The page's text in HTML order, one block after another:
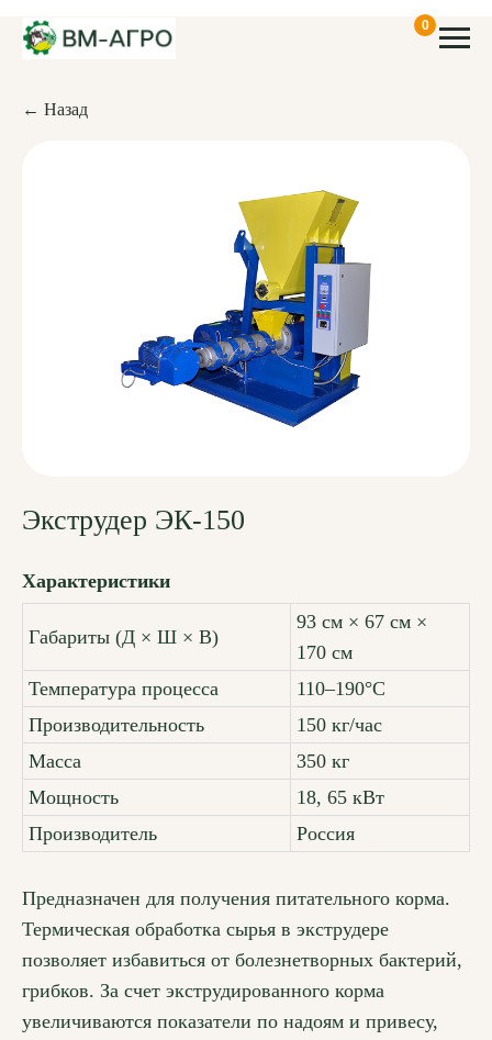
0
← Назад
Экструдер ЭК-150
Характеристики
Габариты (Д × Ш × В)
93 см × 67 см ×
170 см
Температура процесса
110–190°С
Производительность
150 кг/час
Масса
350 кг
Мощность
18, 65 кВт
Производитель
Россия
Предназначен для получения питательного корма.
Термическая обработка сырья в экструдере
позволяет избавиться от болезнетворных бактерий,
грибков. За счет экструдированного корма
увеличиваются показатели по надоям и привесу,